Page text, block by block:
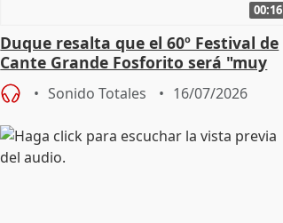
00:16
Duque resalta que el 60º Festival de
Cante Grande Fosforito será "muy
especial" tras su pérdida
Sonido Totales 16/07/2026